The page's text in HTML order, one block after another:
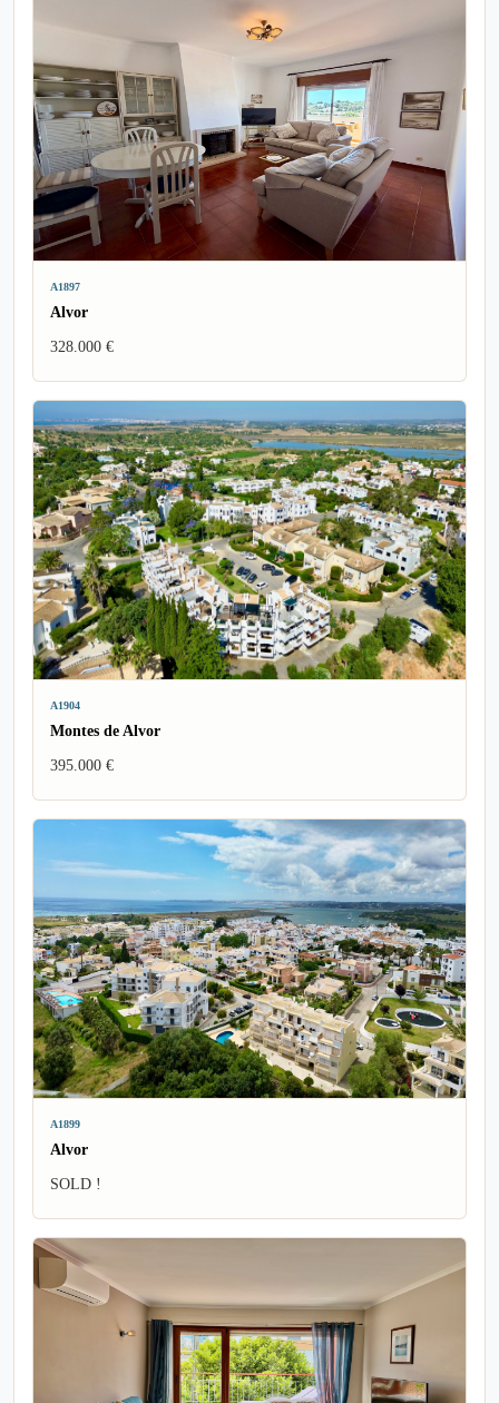
A1897
Alvor
328.000 €
A1904
Montes de Alvor
395.000 €
A1899
Alvor
SOLD !